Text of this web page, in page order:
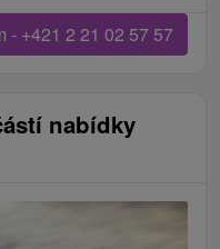
- +421 2 21 02 57 57
nabídky